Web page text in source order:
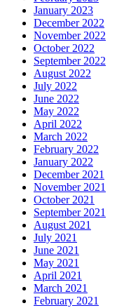
January 2023
December 2022
November 2022
October 2022
September 2022
August 2022
July 2022
June 2022
May 2022
April 2022
March 2022
February 2022
January 2022
December 2021
November 2021
October 2021
September 2021
August 2021
July 2021
June 2021
May 2021
April 2021
March 2021
February 2021